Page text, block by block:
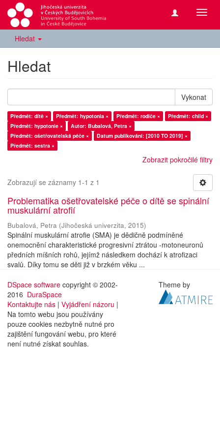
Hledat
Hledat
Vykonat
Předmět: dítě × Předmět: hypotonia × Předmět: rodiče ×
Předmět: child ×
Předmět: hypotonie ×
Autor: Bubalová, Petra ×
Předmět: ošetřovatelská péče ×
Datum publikování: [2010 TO 2019] ×
Předmět: sestra ×
Zobrazit pokročilé filtry
Zobrazují se záznamy 1-1 z 1
Problematika ošetřovatelské péče o dítě se spinální
muskulární atrofií
Bubalová, Petra (Jihočeská univerzita, 2015)
Spinální muskulární atrofie (SMA) je dědičně podmíněné
onemocnění charakteristické progresivní ztrátou -motoneuronů
předních míšních rohů, jejímž následkem dochází k atrofizaci
svalů. Díky tomu se děti již v brzkém věku ...
DSpace software copyright © 2002-
2016 DuraSpace
Kontaktujte nás | Vyjádření názoru |
Na tomto webu jsou používány
pouze cookies nezbytně nutné pro
zajištění fungování webu, pro které
není nutné získat souhlas.
Theme by